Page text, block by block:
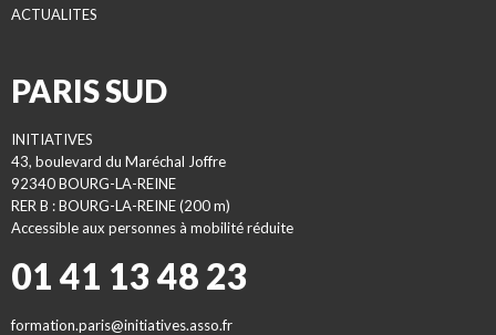
ACTUALITES
PARIS SUD
INITIATIVES
43, boulevard du Maréchal Joffre
92340 BOURG-LA-REINE
RER B : BOURG-LA-REINE (200 m)
Accessible aux personnes à mobilité réduite
01 41 13 48 23
formation.paris@initiatives.asso.fr